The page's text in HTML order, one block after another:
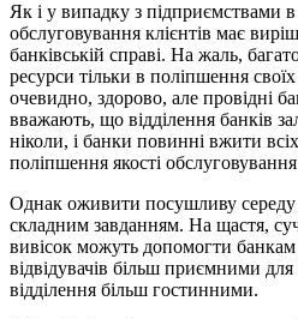
Як і у випадку з підприємствами
обслуговування клієнтів має
банківській справі. На жаль,
ресурси тільки в поліпшення
очевидно, здорово, але провідні
вважають, що відділення банків
ніколи, і банки повинні вжити
поліпшення якості
Однак оживити посушливу
складним завданням. На щастя,
вивісок можуть допомогти
відвідувачів більш приємними для
відділення більш гостинними.